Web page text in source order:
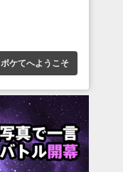
ボケてへようこそ